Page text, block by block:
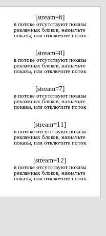
[stream=6]
в потоке отсутствуют показы
рекламных блоков, назначьте
показы, или отключите поток
[stream=8]
в потоке отсутствуют показы
рекламных блоков, назначьте
показы, или отключите поток
[stream=7]
в потоке отсутствуют показы
рекламных блоков, назначьте
показы, или отключите поток
[stream=11]
в потоке отсутствуют показы
рекламных блоков, назначьте
показы, или отключите поток
[stream=12]
в потоке отсутствуют показы
рекламных блоков, назначьте
показы, или отключите поток